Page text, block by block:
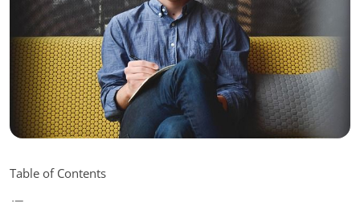
Table of Contents